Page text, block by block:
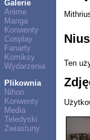
Galerie
Anime
Manga
Konwenty
Cosplay
Fanarty
Komiksy
Wydarzenia
Plikownia
Nihon
Konwenty
Media
Teledyski
Zwiastuny
Ten